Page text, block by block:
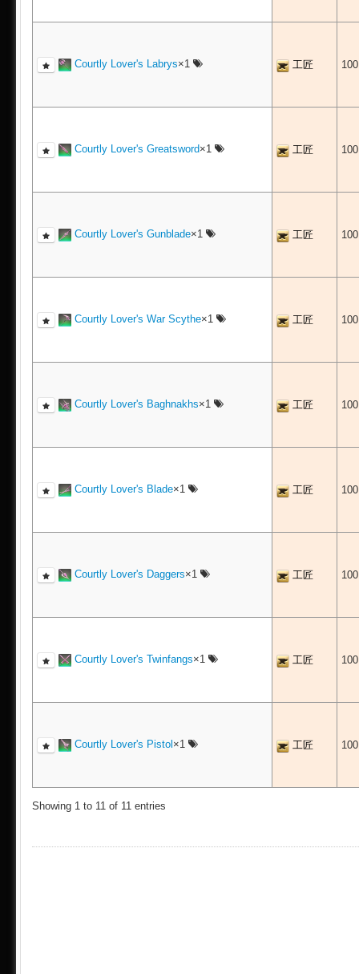
Courtly Lover's Labrys×1 工匠
Courtly Lover's Greatsword×1 工匠
Courtly Lover's Gunblade×1 工匠
Courtly Lover's War Scythe×1 工匠
Courtly Lover's Baghnakhs×1 工匠
Courtly Lover's Blade×1 工匠
Courtly Lover's Daggers×1 工匠
Courtly Lover's Twinfangs×1 工匠
Courtly Lover's Pistol ×1 工匠
Showing 1 to 11 of 11 entries